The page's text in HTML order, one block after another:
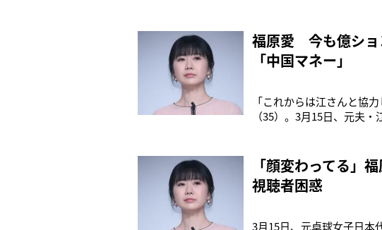
を発表した。姉弟の親権
が長男
福原愛 今も億ショ
「中国マネー」
「これからは江さんと協
（35）。3月15日、元夫
年7月に離婚を発表して
男を日本に連れて帰りま
「顔変わってる」
視聴者困惑
3月15日、元卓球女子日本